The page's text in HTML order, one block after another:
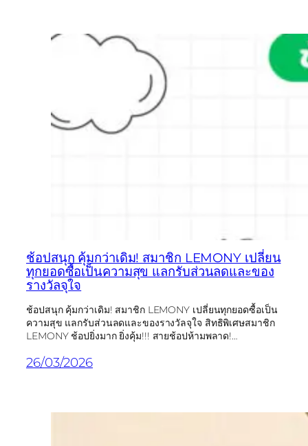
ช้อปสนุก คุ้มกว่าเดิม! สมาชิก LEMONY เปลี่ยน
ทุกยอดซื้อเป็นความสุข แลกรับส่วนลดและของ
รางวัลจุใจ
ช้อปสนุก คุ้มกว่าเดิม! สมาชิก LEMONY เปลี่ยนทุกยอดซื้อเป็น
ความสุข แลกรับส่วนลดและของรางวัลจุใจ สิทธิพิเศษสมาชิก
LEMONY ช้อปยิ่งมาก ยิ่งคุ้ม!!! สายช้อปห้ามพลาด!…
26/03/2026